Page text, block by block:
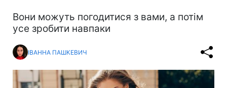
Вони можуть погодитися з вами, а потім
усе зробити навпаки
ІВАННА ПАШКЕВИЧ